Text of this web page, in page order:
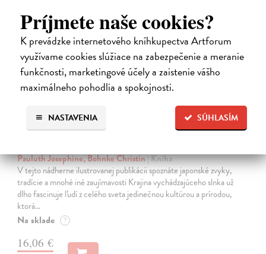
Príjmete naše cookies?
K prevádzke internetového kníhkupectva Artforum
využívame cookies slúžiace na zabezpečenie a meranie
funkčnosti, marketingové účely a zaistenie vášho
maximálneho pohodlia a spokojnosti.
SÚHLASÍM
NASTAVENIA
na sklade
Pauluth Josephine, Bohnke Christin| Kniha
V tejto nádherne ilustrovanej publikácii spoznáte japonské zvyky,
tradície a mnohé iné zaujímavosti Krajina vychádzajúceho slnka už
dlho fascinuje ľudí z celého sveta jedinečnou kultúrou a prírodou,
ktorá…
Na sklade ?
16,06 €